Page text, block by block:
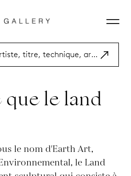
le land
le nom d'Earth Art,
le Land